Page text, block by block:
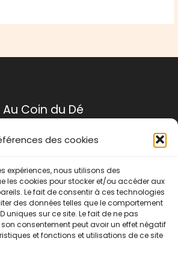
des cookies
expériences, nous utilisons des
les cookies pour stocker et/ou accéder aux
Le fait de consentir à ces technologies
des données telles que le comportement
uniques sur ce site. Le fait de ne pas
consentement peut avoir un effet négatif
et fonctions et utilisations de ce site
Au Coin du Dé
générales de ventes
Politique de retour
Contact
Facebook